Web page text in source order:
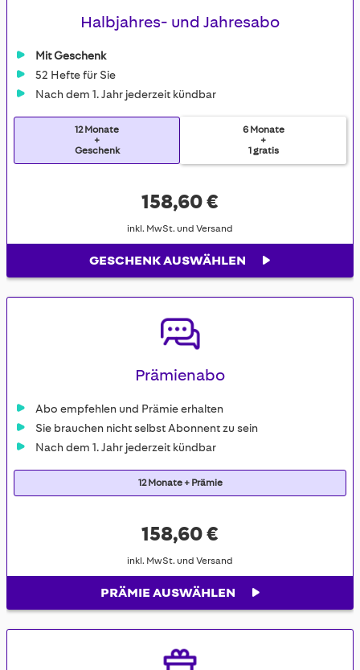
Halbjahres- und Jahresabo
Mit Geschenk
52 Hefte für Sie
Nach dem 1. Jahr jederzeit kündbar
12 Monate
+
Geschenk
6 Monate
+
1 gratis
158,60 €
inkl. MwSt. und Versand
GESCHENK AUSWÄHLEN
Prämienabo
Abo empfehlen und Prämie erhalten
Sie brauchen nicht selbst Abonnent zu sein
Nach dem 1. Jahr jederzeit kündbar
12 Monate + Prämie
158,60 €
inkl. MwSt. und Versand
PRÄMIE AUSWÄHLEN